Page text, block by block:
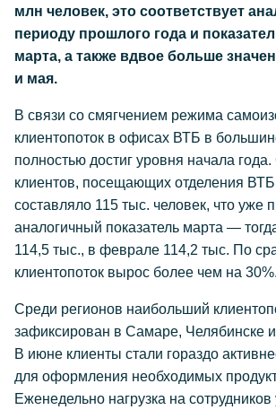
млн человек, это соответствует
периоду прошлого года и
марта, а также вдвое больше
и мая.
В связи со смягчением режима
клиентопоток в офисах ВТБ в
полностью достиг уровня начала
клиентов, посещающих отделения
составляло 115 тыс. человек, что уже
аналогичный показатель марта —
114,5 тыс., в феврале 114,2 тыс. По
клиентопоток вырос более чем на 30%.
Среди регионов наибольший
зафиксирован в Самаре, Челябинске
В июне клиенты стали гораздо
для оформления необходимых
Еженедельно нагрузка на